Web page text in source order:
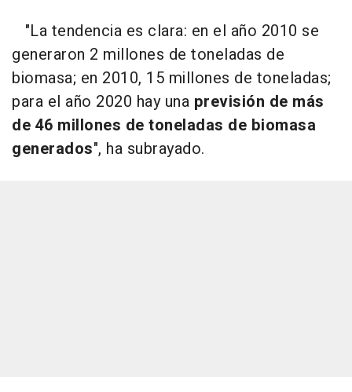
"La tendencia es clara: en el año 2010 se
generaron 2 millones de toneladas de
biomasa; en 2010, 15 millones de toneladas;
para el año 2020 hay una previsión de más
de 46 millones de toneladas de biomasa
generados", ha subrayado.